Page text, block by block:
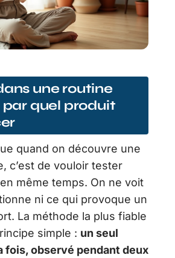
une routine
quel produit
quand on découvre une
c’est de vouloir tester
même temps. On ne voit
ni ce qui provoque un
La méthode la plus fiable
simple : un seul
fois, observé pendant deux